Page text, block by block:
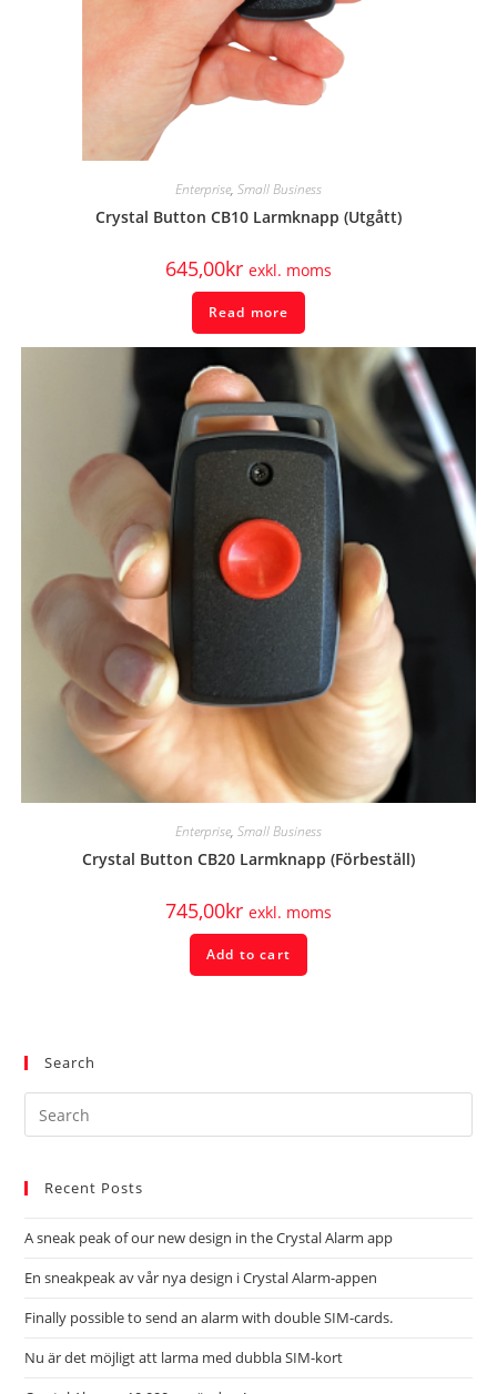
Enterprise, Small Business
Crystal Button CB10 Larmknapp (Utgått)
645,00kr exkl. moms
Read more
Enterprise, Small Business
Crystal Button CB20 Larmknapp (Förbeställ)
745,00kr exkl. moms
Add to cart
Search
Recent Posts
A sneak peak of our new design in the Crystal Alarm app
En sneakpeak av vår nya design i Crystal Alarm-appen
Finally possible to send an alarm with double SIM-cards.
Nu är det möjligt att larma med dubbla SIM-kort